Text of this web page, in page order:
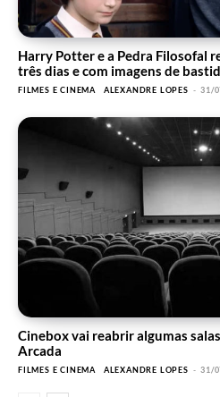
Harry Potter e a Pedra Filosofal
três dias e com imagens de
FILMES E CINEMA ALEXANDRE LOPES - 31/
Cinebox vai reabrir algumas
Arcada
FILMES E CINEMA ALEXANDRE LOPES - 31/